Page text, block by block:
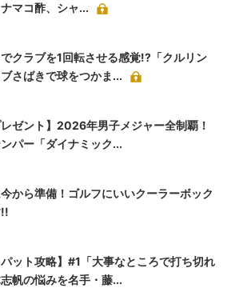
マコ酢、シャ...
クラブを1回転させる感覚!?「クルリン
さばきで球をつかま...
レゼント】2026年男子メジャー全制覇！
ンパー「ダイナミック...
から準備！ゴルフにいいクーラーボック
パット攻略】#1「大事なところで打ち切れ
帆の悩みを名手・藤...